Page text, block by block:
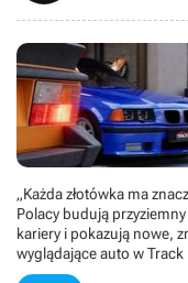
„Każda złotówka ma
Polacy budują
kariery i pokazują nowe,
wyglądające auto w Track